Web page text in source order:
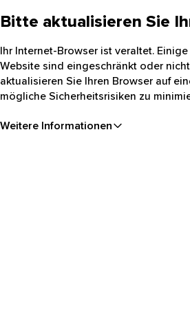
Bitte aktualisieren Sie
Ihr Internet-Browser ist veraltet.
Website sind eingeschränkt oder
aktualisieren Sie Ihren Browser auf
mögliche Sicherheitsrisiken zu
Weitere Informationen